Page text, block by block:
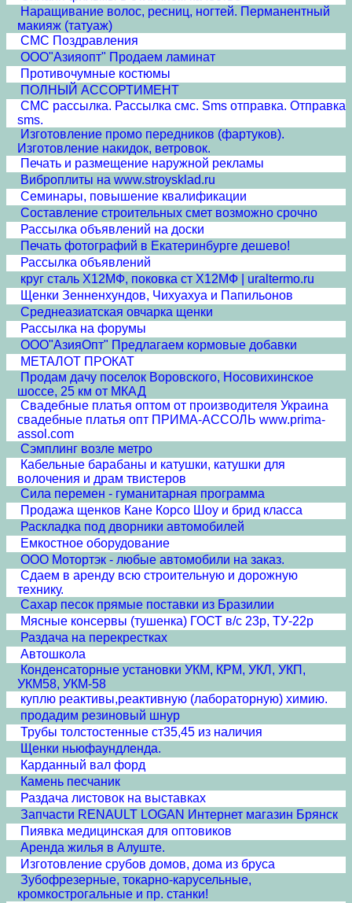
Наращивание волос, ресниц, ногтей. Перманентный
макияж (татуаж)
СМС Поздравления
ООО"Азияопт" Продаем ламинат
Противочумные костюмы
ПОЛНЫЙ АССОРТИМЕНТ
СМС рассылка. Рассылка смс. Sms отправка. Отправка
sms.
Изготовление промо передников (фартуков).
Изготовление накидок, ветровок.
Печать и размещение наружной рекламы
Виброплиты на www.stroysklad.ru
Семинары, повышение квалификации
Составление строительных смет возможно срочно
Рассылка объявлений на доски
Печать фотографий в Екатеринбурге дешево!
Рассылка объявлений
круг сталь Х12МФ, поковка ст Х12МФ | uraltermo.ru
Щенки Зенненхундов, Чихуахуа и Папильонов
Среднеазиатская овчарка щенки
Рассылка на форумы
ООО"АзияОпт" Предлагаем кормовые добавки
МЕТАЛОТ ПРОКАТ
Продам дачу поселок Воровского, Носовихинское
шоссе, 25 км от МКАД
Свадебные платья оптом от производителя Украина
свадебные платья опт ПРИМА-АССОЛЬ www.prima-
assol.com
Сэмплинг возле метро
Кабельные барабаны и катушки, катушки для
волочения и драм твистеров
Сила перемен - гуманитарная программа
Продажа щенков Кане Корсо Шоу и брид класса
Раскладка под дворники автомобилей
Емкостное оборудование
ООО Мотортэк - любые автомобили на заказ.
Сдаем в аренду всю строительную и дорожную
технику.
Сахар песок прямые поставки из Бразилии
Мясные консервы (тушенка) ГОСТ в/с 23р, ТУ-22р
Раздача на перекрестках
Автошкола
Конденсаторные установки УКМ, КРМ, УКЛ, УКП,
УКМ58, УКМ-58
куплю реактивы,реактивную (лабораторную) химию.
продадим резиновый шнур
Трубы толстостенные ст35,45 из наличия
Щенки ньюфаундленда.
Карданный вал форд
Камень песчаник
Раздача листовок на выставках
Запчасти RENAULT LOGAN Интернет магазин Брянск
Пиявка медицинская для оптовиков
Аренда жилья в Алуште.
Изготовление срубов домов, дома из бруса
Зубофрезерные, токарно-карусельные,
кромкострогальные и пр. станки!